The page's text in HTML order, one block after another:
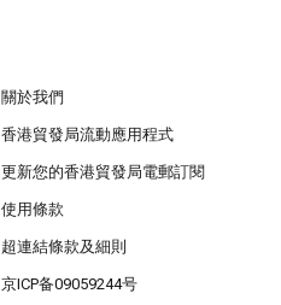
關於我們
香港貿發局流動應用程式
更新您的香港貿發局電郵訂閱
使用條款
超連結條款及細則
京ICP备09059244号